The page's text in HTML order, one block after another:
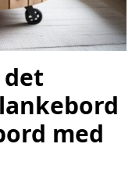
med